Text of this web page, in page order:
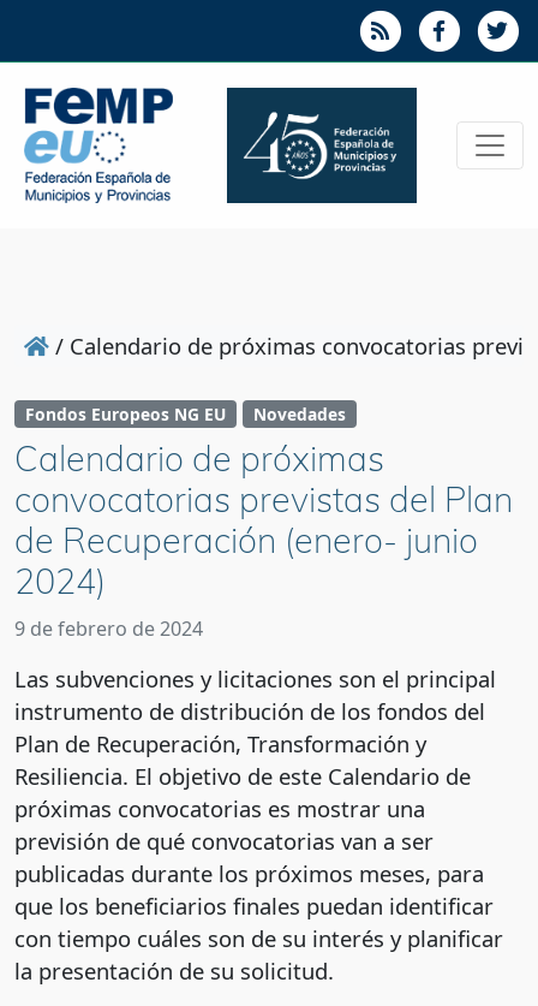
/ Calendario de próximas convocatorias
Fondos Europeos NG EU Novedades
Calendario de próximas
convocatorias previstas del Plan
de Recuperación (enero- junio
2024)
9 de febrero de 2024
Las subvenciones y licitaciones son el principal
instrumento de distribución de los fondos del
Plan de Recuperación, Transformación y
Resiliencia. El objetivo de este Calendario de
próximas convocatorias es mostrar una
previsión de qué convocatorias van a ser
publicadas durante los próximos meses, para
que los beneficiarios finales puedan identificar
con tiempo cuáles son de su interés y planificar
la presentación de su solicitud.